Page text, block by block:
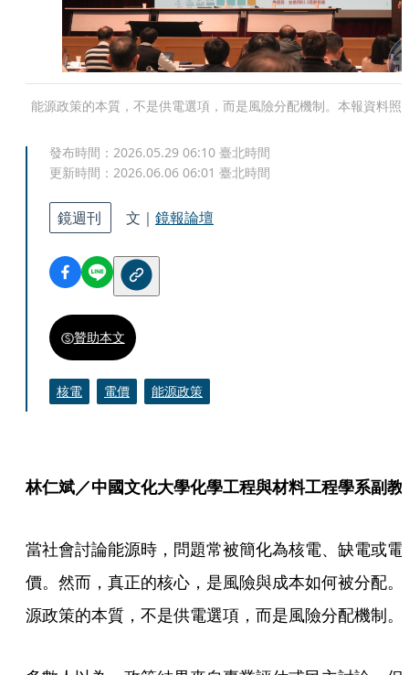
能源政策的本質，不是供電選項，而是風險分配機制。本報資料照
發布時間： 2026.05.29 06:10 臺北時間
更新時間： 2026.06.06 06:01 臺北時間
鏡週刊 文｜ 鏡報論壇
贊助本文
核電 電價 能源政策
林仁斌／中國文化大學化學工程與材料工程學系副教
當社會討論能源時，問題常被簡化為核電、缺電或電
價。然而，真正的核心，是風險與成本如何被分配。
源政策的本質，不是供電選項，而是風險分配機制。